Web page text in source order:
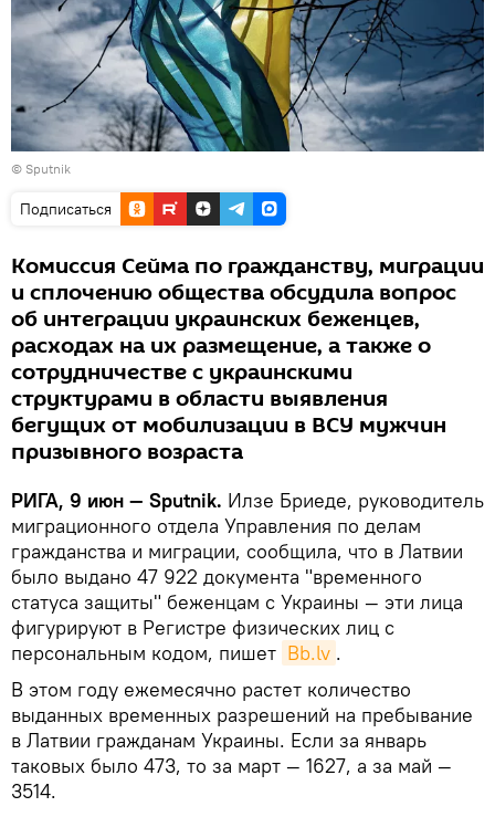
© Sputnik
Подписаться
Комиссия Сейма по гражданству, миграции
и сплочению общества обсудила вопрос
об интеграции украинских беженцев,
расходах на их размещение, а также о
сотрудничестве с украинскими
структурами в области выявления
бегущих от мобилизации в ВСУ мужчин
призывного возраста
РИГА, 9 июн — Sputnik. Илзе Бриеде, руководитель
миграционного отдела Управления по делам
гражданства и миграции, сообщила, что в Латвии
было выдано 47 922 документа "временного
статуса защиты" беженцам с Украины — эти лица
фигурируют в Регистре физических лиц с
персональным кодом, пишет Bb.lv .
В этом году ежемесячно растет количество
выданных временных разрешений на пребывание
в Латвии гражданам Украины. Если за январь
таковых было 473, то за март — 1627, а за май —
3514.